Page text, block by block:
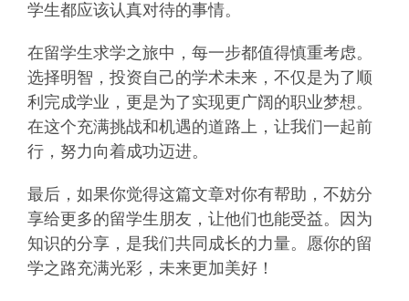
学生都应该认真对待的事情。
在留学生求学之旅中，每一步都值得慎重考虑。
选择明智，投资自己的学术未来，不仅是为了顺
利完成学业，更是为了实现更广阔的职业梦想。
在这个充满挑战和机遇的道路上，让我们一起前
行，努力向着成功迈进。
最后，如果你觉得这篇文章对你有帮助，不妨分
享给更多的留学生朋友，让他们也能受益。因为
知识的分享，是我们共同成长的力量。愿你的留
学之路充满光彩，未来更加美好！